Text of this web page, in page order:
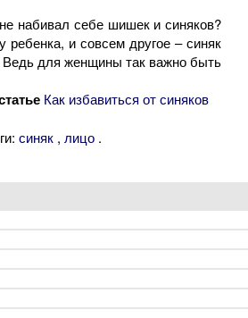
набивал себе шишек и синяков?
ребенка, и совсем другое – синяк
для женщины так важно быть
Как избавиться от синяков
синяк , лицо .